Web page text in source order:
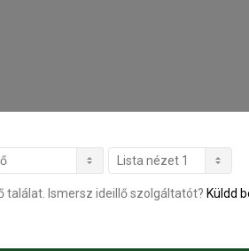
találat. Ismersz ideillő szolgáltatót? Küldd